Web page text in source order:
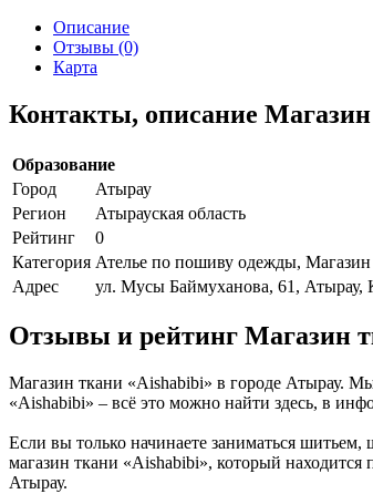
Описание
Отзывы (0)
Карта
Контакты, описание
Образование
Город
Атырау
Регион
Атырауская область
Рейтинг
0
Категория Ателье по пошиву одежды, Магазин
Адрес
ул. Мусы Баймуханова, 61, Атырау,
Отзывы и рейтинг Магазин
Магазин ткани «Aishabibi» в городе Атырау.
«Aishabibi» – всё это можно найти здесь, в
Если вы только начинаете заниматься
магазин ткани «Aishabibi», который
Атырау.